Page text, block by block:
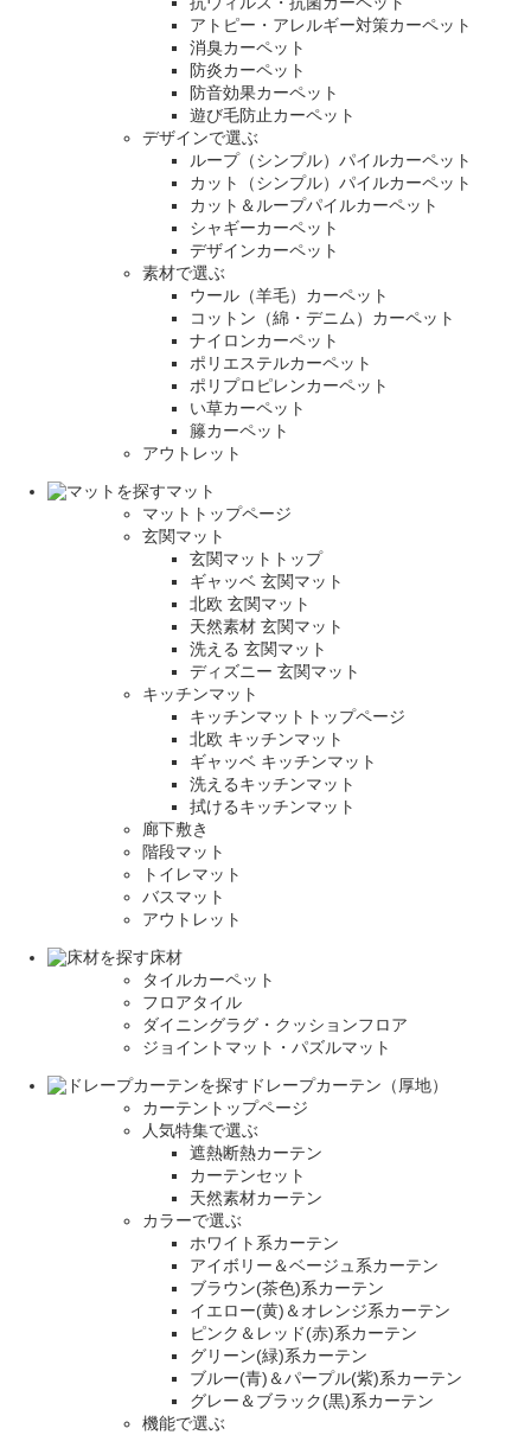
アトピー・アレルギー対策カーペット
消臭カーペット
防炎カーペット
防音効果カーペット
遊び毛防止カーペット
デザインで選ぶ
ループ（シンプル）パイルカーペット
カット（シンプル）パイルカーペット
カット＆ループパイルカーペット
シャギーカーペット
デザインカーペット
素材で選ぶ
ウール（羊毛）カーペット
コットン（綿・デニム）カーペット
ナイロンカーペット
ポリエステルカーペット
ポリプロピレンカーペット
い草カーペット
籐カーペット
アウトレット
マット
マットトップページ
玄関マット
玄関マットトップ
ギャッベ 玄関マット
北欧 玄関マット
天然素材 玄関マット
洗える 玄関マット
ディズニー 玄関マット
キッチンマット
キッチンマットトップページ
北欧 キッチンマット
ギャッベ キッチンマット
洗えるキッチンマット
拭けるキッチンマット
廊下敷き
階段マット
トイレマット
バスマット
アウトレット
床材
タイルカーペット
フロアタイル
ダイニングラグ・クッションフロア
ジョイントマット・パズルマット
ドレープカーテン（厚地）
カーテントップページ
人気特集で選ぶ
遮熱断熱カーテン
カーテンセット
天然素材カーテン
カラーで選ぶ
ホワイト系カーテン
アイボリー＆ベージュ系カーテン
ブラウン(茶色)系カーテン
イエロー(黄)＆オレンジ系カーテン
ピンク＆レッド(赤)系カーテン
グリーン(緑)系カーテン
ブルー(青)＆パープル(紫)系カーテン
グレー＆ブラック(黒)系カーテン
機能で選ぶ